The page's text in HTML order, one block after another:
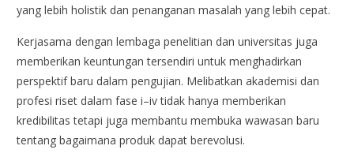
yang lebih holistik dan penanganan masalah yang lebih cepat.
Kerjasama dengan lembaga penelitian dan universitas juga
memberikan keuntungan tersendiri untuk menghadirkan
perspektif baru dalam pengujian. Melibatkan akademisi dan
profesi riset dalam fase i–iv tidak hanya memberikan
kredibilitas tetapi juga membantu membuka wawasan baru
tentang bagaimana produk dapat berevolusi.